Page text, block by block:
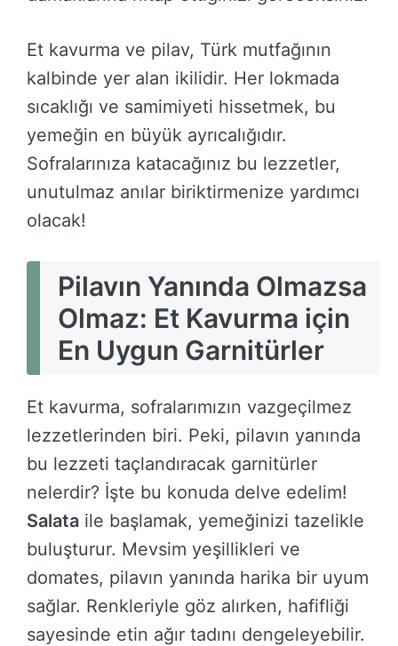
Et kavurma ve pilav, Türk mutfağının
kalbinde yer alan ikilidir. Her lokmada
sıcaklığı ve samimiyeti hissetmek, bu
yemeğin en büyük ayrıcalığıdır.
Sofralarınıza katacağınız bu lezzetler,
unutulmaz anılar biriktirmenize yardımcı
olacak!
Pilavın Yanında Olmazsa
Olmaz: Et Kavurma için
En Uygun Garnitürler
Et kavurma, sofralarımızın vazgeçilmez
lezzetlerinden biri. Peki, pilavın yanında
bu lezzeti taçlandıracak garnitürler
nelerdir? İşte bu konuda delve edelim!
Salata ile başlamak, yemeğinizi tazelikle
buluşturur. Mevsim yeşillikleri ve
domates, pilavın yanında harika bir uyum
sağlar. Renkleriyle göz alırken, hafifliği
sayesinde etin ağır tadını dengeleyebilir.